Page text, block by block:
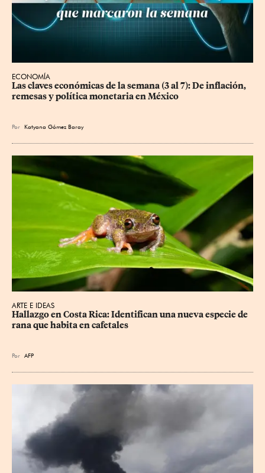
ECONOMÍA
Las claves económicas de la semana (3 al 7): De inflación,
remesas y política monetaria en México
Por Katyana Gómez Baray
ARTE E IDEAS
Hallazgo en Costa Rica: Identifican una nueva especie de
rana que habita en cafetales
Por AFP